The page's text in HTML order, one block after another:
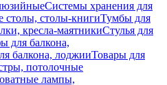
Системы хранения для
столы, столы-книгиТумбы для
кресла-маятникиСтулья для
для балкона,
балкона, лоджииТовары для
потолочные
лампы,